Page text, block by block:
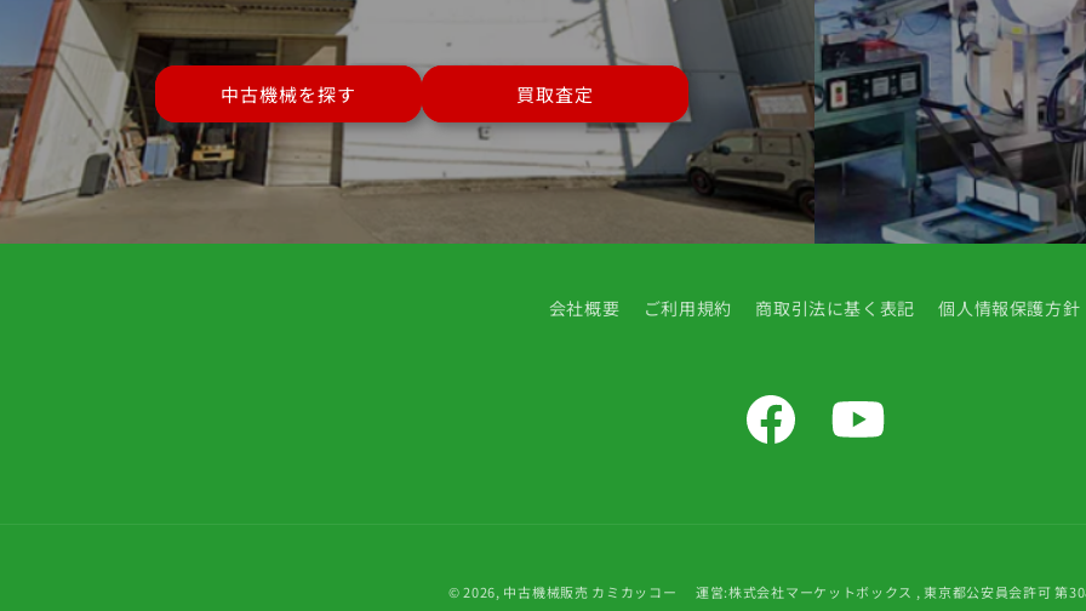
中古機械を探す 買取査定
会社概要 ご利用規約 商取引法に基く表記 個人情報保護方針
Facebook YouTube
© 2026, 中古機械販売 カミカッコー 運営:株式会社マーケットボックス , 東京都公安員会許可 第